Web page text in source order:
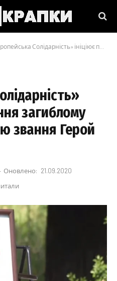
Солідарність» ініціює присвоєння загиблому морпіху Журавлю звання Герой України
загиблому
звання Герой
Оновлено: 21.09.2020